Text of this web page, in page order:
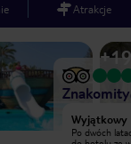
Atrakcje
+
Znakomity
Wyjątkowy
Po dwóch